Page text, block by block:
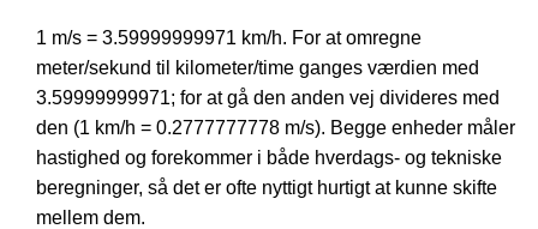
1 m/s = 3.59999999971 km/h. For at omregne
meter/sekund til kilometer/time ganges værdien med
3.59999999971; for at gå den anden vej divideres med
den (1 km/h = 0.2777777778 m/s). Begge enheder måler
hastighed og forekommer i både hverdags- og tekniske
beregninger, så det er ofte nyttigt hurtigt at kunne skifte
mellem dem.